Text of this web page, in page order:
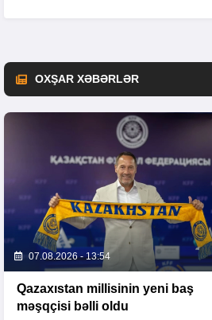
OXŞAR XƏBƏRLƏR
07.08.2026 - 13:54
Qazaxıstan millisinin yeni baş
məşqçisi bəlli oldu